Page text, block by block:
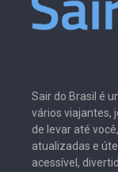
Sair do Brasil é
vários viajantes,
de levar até
atualizadas e
acessível,